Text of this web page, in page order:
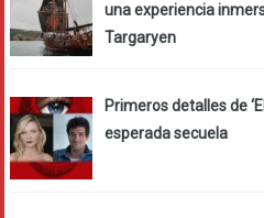
una experiencia
Targaryen
Primeros detalles de
esperada secuela